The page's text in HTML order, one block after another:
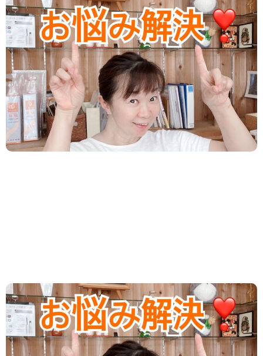
2024.06.06/新着情報
始めてダイエットをしますが、何から始め
ればいい？
ダイエットを始める前に、 まずはコレ意識すると よ
り効果的に取り組むことができることを ご紹介しま
す。 １、目標設定 ・いつまでにどのくら...
2024.05.09/ダイエット,新着情報
失敗しそうで不安でダイエットができない
方へ